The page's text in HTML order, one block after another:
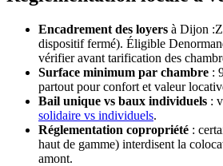
Encadrement des loyers à Dijon :
dispositif fermé). Éligible
vérifier avant tarification des
Surface minimum par chambre :
partout pour confort et valeur
Bail unique vs baux individuels :
solidaire vs individuels.
Réglementation copropriété :
haut de gamme) interdisent la
amont.